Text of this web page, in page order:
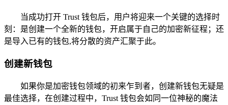
当成功打开 Trust 钱包后，用户将迎来一个关键的选择时
刻：是创建一个全新的钱包，开启属于自己的加密新征程；还
是导入已有的钱包,将分散的资产汇聚于此。
创建新钱包
如果你是加密钱包领域的初来乍到者，创建新钱包无疑是
最佳选择，在创建过程中，Trust 钱包会如同一位神秘的魔法